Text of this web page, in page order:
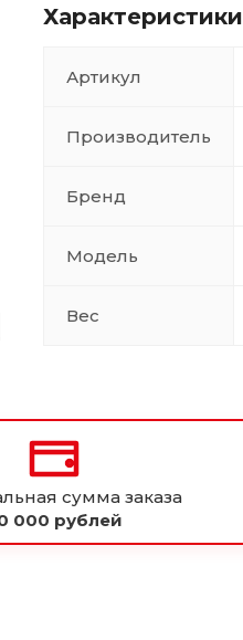
Характеристики
Артикул
Производитель
Бренд
Модель
Вес
сумма заказа
000 рублей